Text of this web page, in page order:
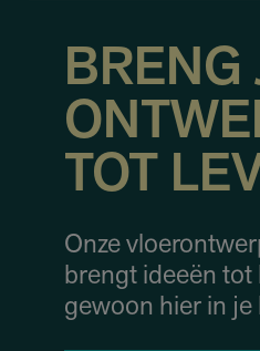
BRENG
TOT
Onze
brengt ideeën tot
gewoon hier in je